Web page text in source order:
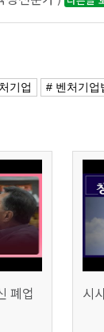
기업 # 벤처기업
폐업